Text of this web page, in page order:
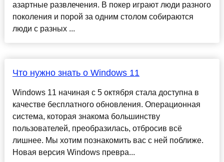
азартные развлечения. В покер играют люди разного
поколения и порой за одним столом собираются
люди с разных ...
Что нужно знать о Windows 11
Windows 11 начиная с 5 октября стала доступна в
качестве бесплатного обновления. Операционная
система, которая знакома большинству
пользователей, преобразилась, отбросив всё
лишнее. Мы хотим познакомить вас с ней поближе.
Новая версия Windows превра...